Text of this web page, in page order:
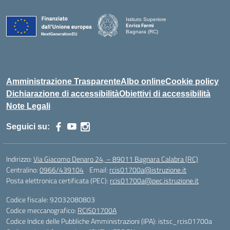
Istituto Superiore
Enrico Fermi
Bagnara (RC)
Amministrazione TrasparenteAlbo onlineCookie policy
Dichiarazione di accessibilitàObiettivi di accessibilità
Note Legali
Seguici su:
Indirizzo:Via Giacomo Denaro 24, – 89011 Bagnara Calabra (RC)
Centralino:0966/439104 Email: rcis01700a@istruzione.it
Posta elettronica certificata (PEC): rcis01700a@pec.istruzione.it
Codice fiscale: 92032080803
Codice meccanografico: RCIS01700A
Codice Indice delle Pubbliche Amministrazioni (IPA): istsc_rcis01700a